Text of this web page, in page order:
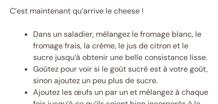
C’est maintenant qu’arrive le cheese !
Dans un saladier, mélangez le fromage blanc, le
fromage frais, la crème, le jus de citron et le
sucre jusqu’à obtenir une belle consistance lisse.
Goûtez pour voir si le goût sucré est à votre goût,
sinon ajoutez un peu plus de sucre.
Ajoutez les œufs un par un et mélangez à chaque